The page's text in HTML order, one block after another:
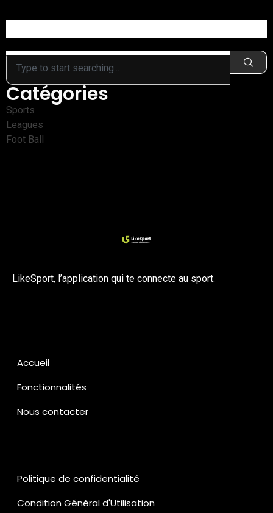
Catégories
Sports
Leagues
Foot Ball
LikeSport, l’application qui te connecte au sport.
Accueil
Fonctionnalités
Nous contacter
Politique de confidentialité
Condition Général d'Utilisation